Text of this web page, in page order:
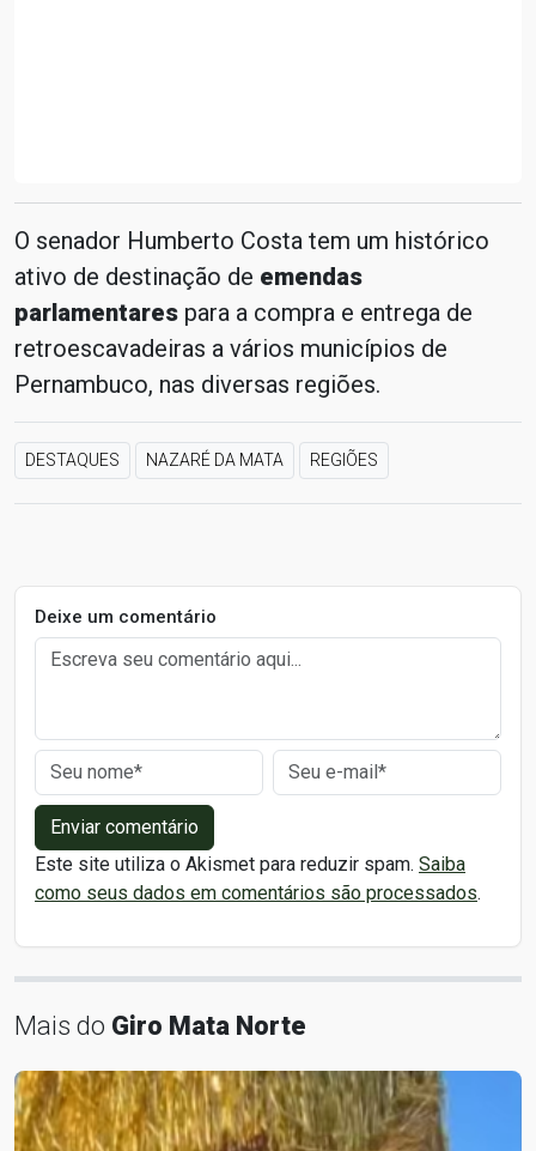
O senador Humberto Costa tem um histórico
ativo de destinação de emendas
parlamentares para a compra e entrega de
retroescavadeiras a vários municípios de
Pernambuco, nas diversas regiões.
DESTAQUES NAZARÉ DA MATA REGIÕES
Deixe um comentário
Enviar comentário
Este site utiliza o Akismet para reduzir spam. Saiba
como seus dados em comentários são processados.
Mais do Giro Mata Norte